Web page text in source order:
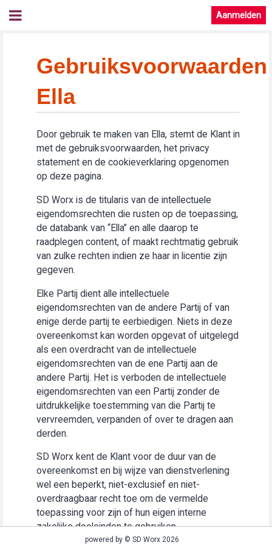
Aanmelden
Gebruiksvoorwaarden
Ella
Door gebruik te maken van Ella, stemt de Klant in
met de gebruiksvoorwaarden, het privacy
statement en de cookieverklaring opgenomen
op deze pagina.
SD Worx is de titularis van de intellectuele
eigendomsrechten die rusten op de toepassing,
de databank van “Ella” en alle daarop te
raadplegen content, of maakt rechtmatig gebruik
van zulke rechten indien ze haar in licentie zijn
gegeven.
Elke Partij dient alle intellectuele
eigendomsrechten van de andere Partij of van
enige derde partij te eerbiedigen. Niets in deze
overeenkomst kan worden opgevat of uitgelegd
als een overdracht van de intellectuele
eigendomsrechten van de ene Partij aan de
andere Partij. Het is verboden de intellectuele
eigendomsrechten van een Partij zonder de
uitdrukkelijke toestemming van die Partij te
vervreemden, verpanden of over te dragen aan
derden.
SD Worx kent de Klant voor de duur van de
overeenkomst en bij wijze van dienstverlening
wel een beperkt, niet-exclusief en niet-
overdraagbaar recht toe om de vermelde
toepassing voor zijn of hun eigen interne
zakelijke doeleinden te gebruiken
(“Gebruiksrecht”).powered by © SD Worx 2026